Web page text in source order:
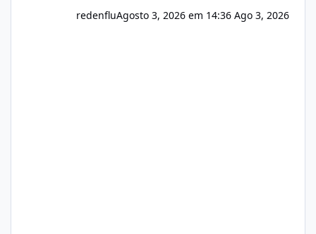
redenfluAgosto 3, 2026 em 14:36 Ago 3, 2026